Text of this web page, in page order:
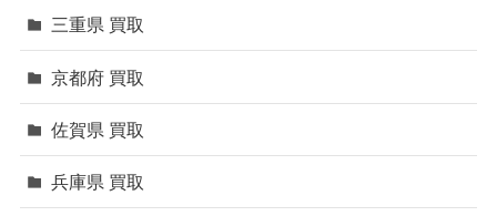
三重県 買取
京都府 買取
佐賀県 買取
兵庫県 買取